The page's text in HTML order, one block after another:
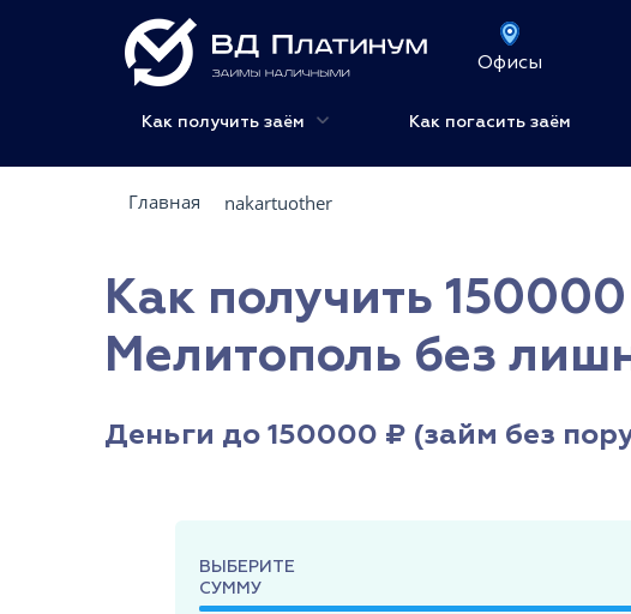
Офисы
Как получить заём Как погасить заём
Главная nakartuother
Как получить
Мелитополь без
Деньги до 150000 ₽ (займ без
ВЫБЕРИТЕ
СУММУ